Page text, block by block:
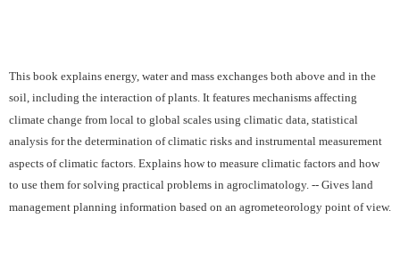
This book explains energy, water and mass exchanges both above and in the
soil, including the interaction of plants. It features mechanisms affecting
climate change from local to global scales using climatic data, statistical
analysis for the determination of climatic risks and instrumental measurement
aspects of climatic factors. Explains how to measure climatic factors and how
to use them for solving practical problems in agroclimatology. -- Gives land
management planning information based on an agrometeorology point of view.